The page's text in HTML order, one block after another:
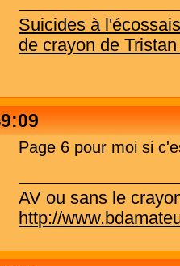
Suicides à
de crayon de
Page 6 pour moi si
AV ou sans le
http://